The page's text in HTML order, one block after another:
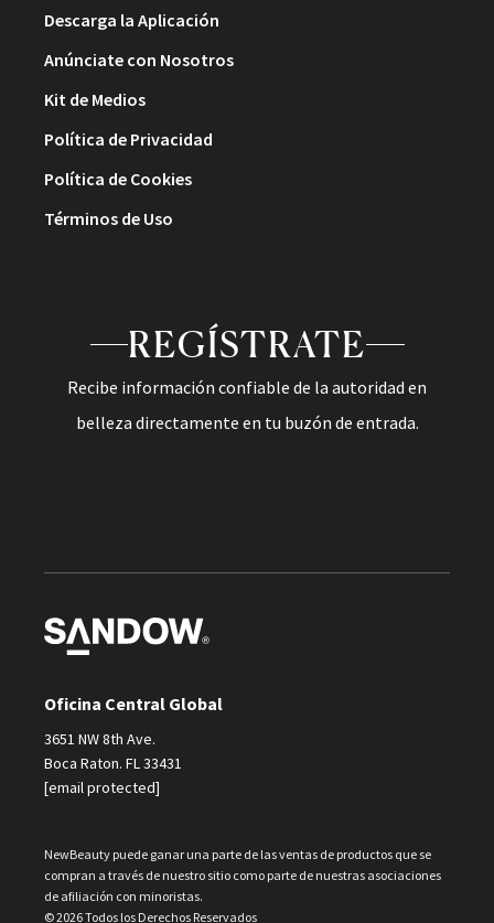
Descarga la Aplicación
Anúnciate con Nosotros
Kit de Medios
Política de Privacidad
Política de Cookies
Términos de Uso
REGÍSTRATE
Recibe información confiable de la autoridad en
belleza directamente en tu buzón de entrada.
Oficina Central Global
3651 NW 8th Ave.
Boca Raton. FL 33431
[email protected]
NewBeauty puede ganar una parte de las ventas de productos que se
compran a través de nuestro sitio como parte de nuestras asociaciones
de afiliación con minoristas.
© 2026 Todos los Derechos Reservados